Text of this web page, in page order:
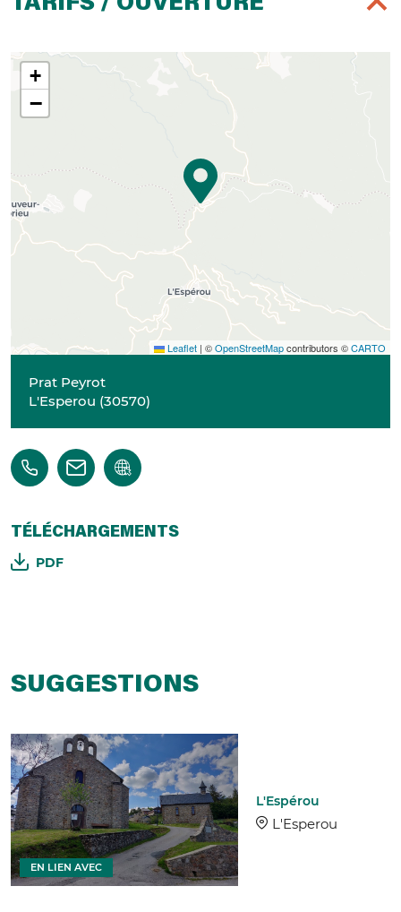
TARIFS / OUVERTURE
+
−
Leaflet | ©OpenStreetMapcontributors ©CARTO
Prat Peyrot
L'Esperou (30570)
TÉLÉCHARGEMENTS
PDF
SUGGESTIONS
L'Espérou
L'Esperou
EN LIEN AVEC